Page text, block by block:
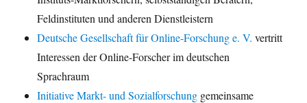
Feldinstituten und anderen Dienstleistern
Deutsche Gesellschaft für Online-Forschung e. V. vertritt
Interessen der Online-Forscher im deutschen
Sprachraum
Initiative Markt- und Sozialforschung gemeinsame